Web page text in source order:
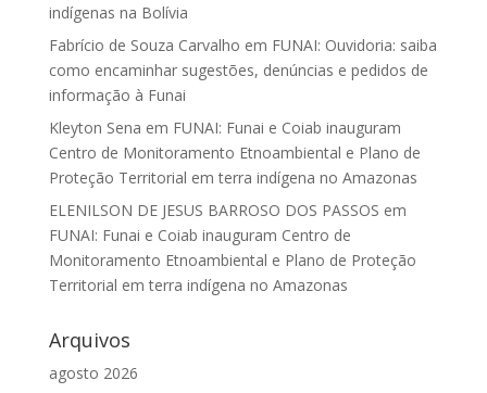
indígenas na Bolívia
Fabrício de Souza Carvalho em FUNAI: Ouvidoria: saiba
como encaminhar sugestões, denúncias e pedidos de
informação à Funai
Kleyton Sena em FUNAI: Funai e Coiab inauguram
Centro de Monitoramento Etnoambiental e Plano de
Proteção Territorial em terra indígena no Amazonas
ELENILSON DE JESUS BARROSO DOS PASSOS em
FUNAI: Funai e Coiab inauguram Centro de
Monitoramento Etnoambiental e Plano de Proteção
Territorial em terra indígena no Amazonas
Arquivos
agosto 2026